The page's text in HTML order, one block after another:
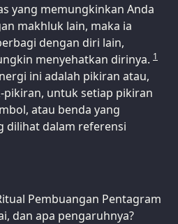
yang memungkinkan Anda
makhluk lain, maka ia
dengan diri lain,
menyehatkan dirinya. 1
ini adalah pikiran atau,
untuk setiap pikiran
atau benda yang
dilihat dalam referensi
Pembuangan Pentagram
dan apa pengaruhnya?